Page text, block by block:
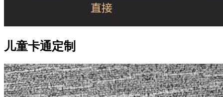
儿童卡通定制